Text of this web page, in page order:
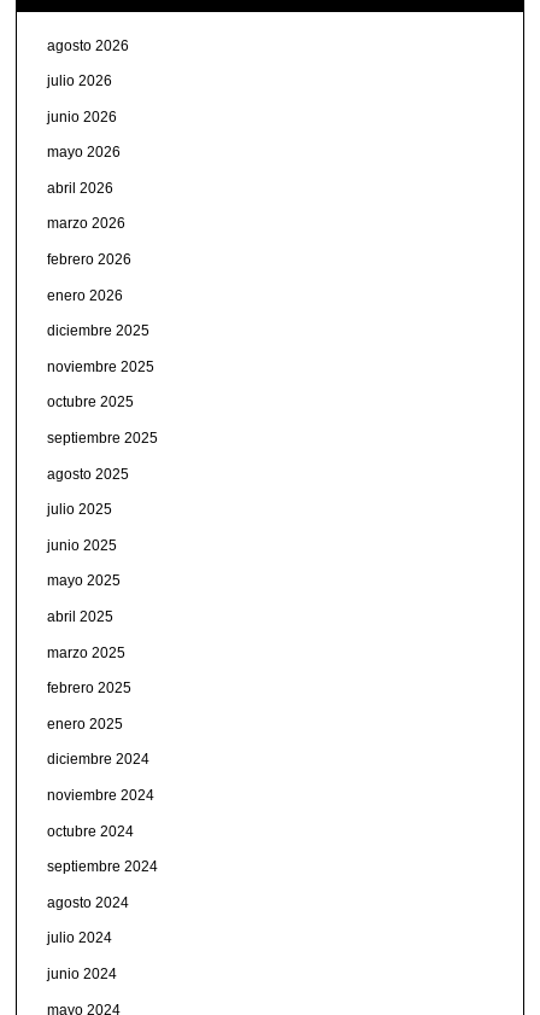
agosto 2026
julio 2026
junio 2026
mayo 2026
abril 2026
marzo 2026
febrero 2026
enero 2026
diciembre 2025
noviembre 2025
octubre 2025
septiembre 2025
agosto 2025
julio 2025
junio 2025
mayo 2025
abril 2025
marzo 2025
febrero 2025
enero 2025
diciembre 2024
noviembre 2024
octubre 2024
septiembre 2024
agosto 2024
julio 2024
junio 2024
mayo 2024